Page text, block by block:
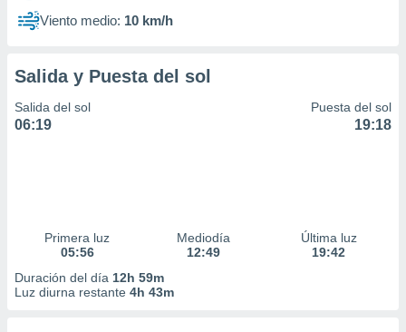
1199
Viento medio: 10 km/h
Salida y Puesta del sol
Salida del sol
06:19
Puesta del sol
19:18
Primera luz
05:56
Mediodía
12:49
Última luz
19:42
Duración del día 12h 59m
Luz diurna restante 4h 43m